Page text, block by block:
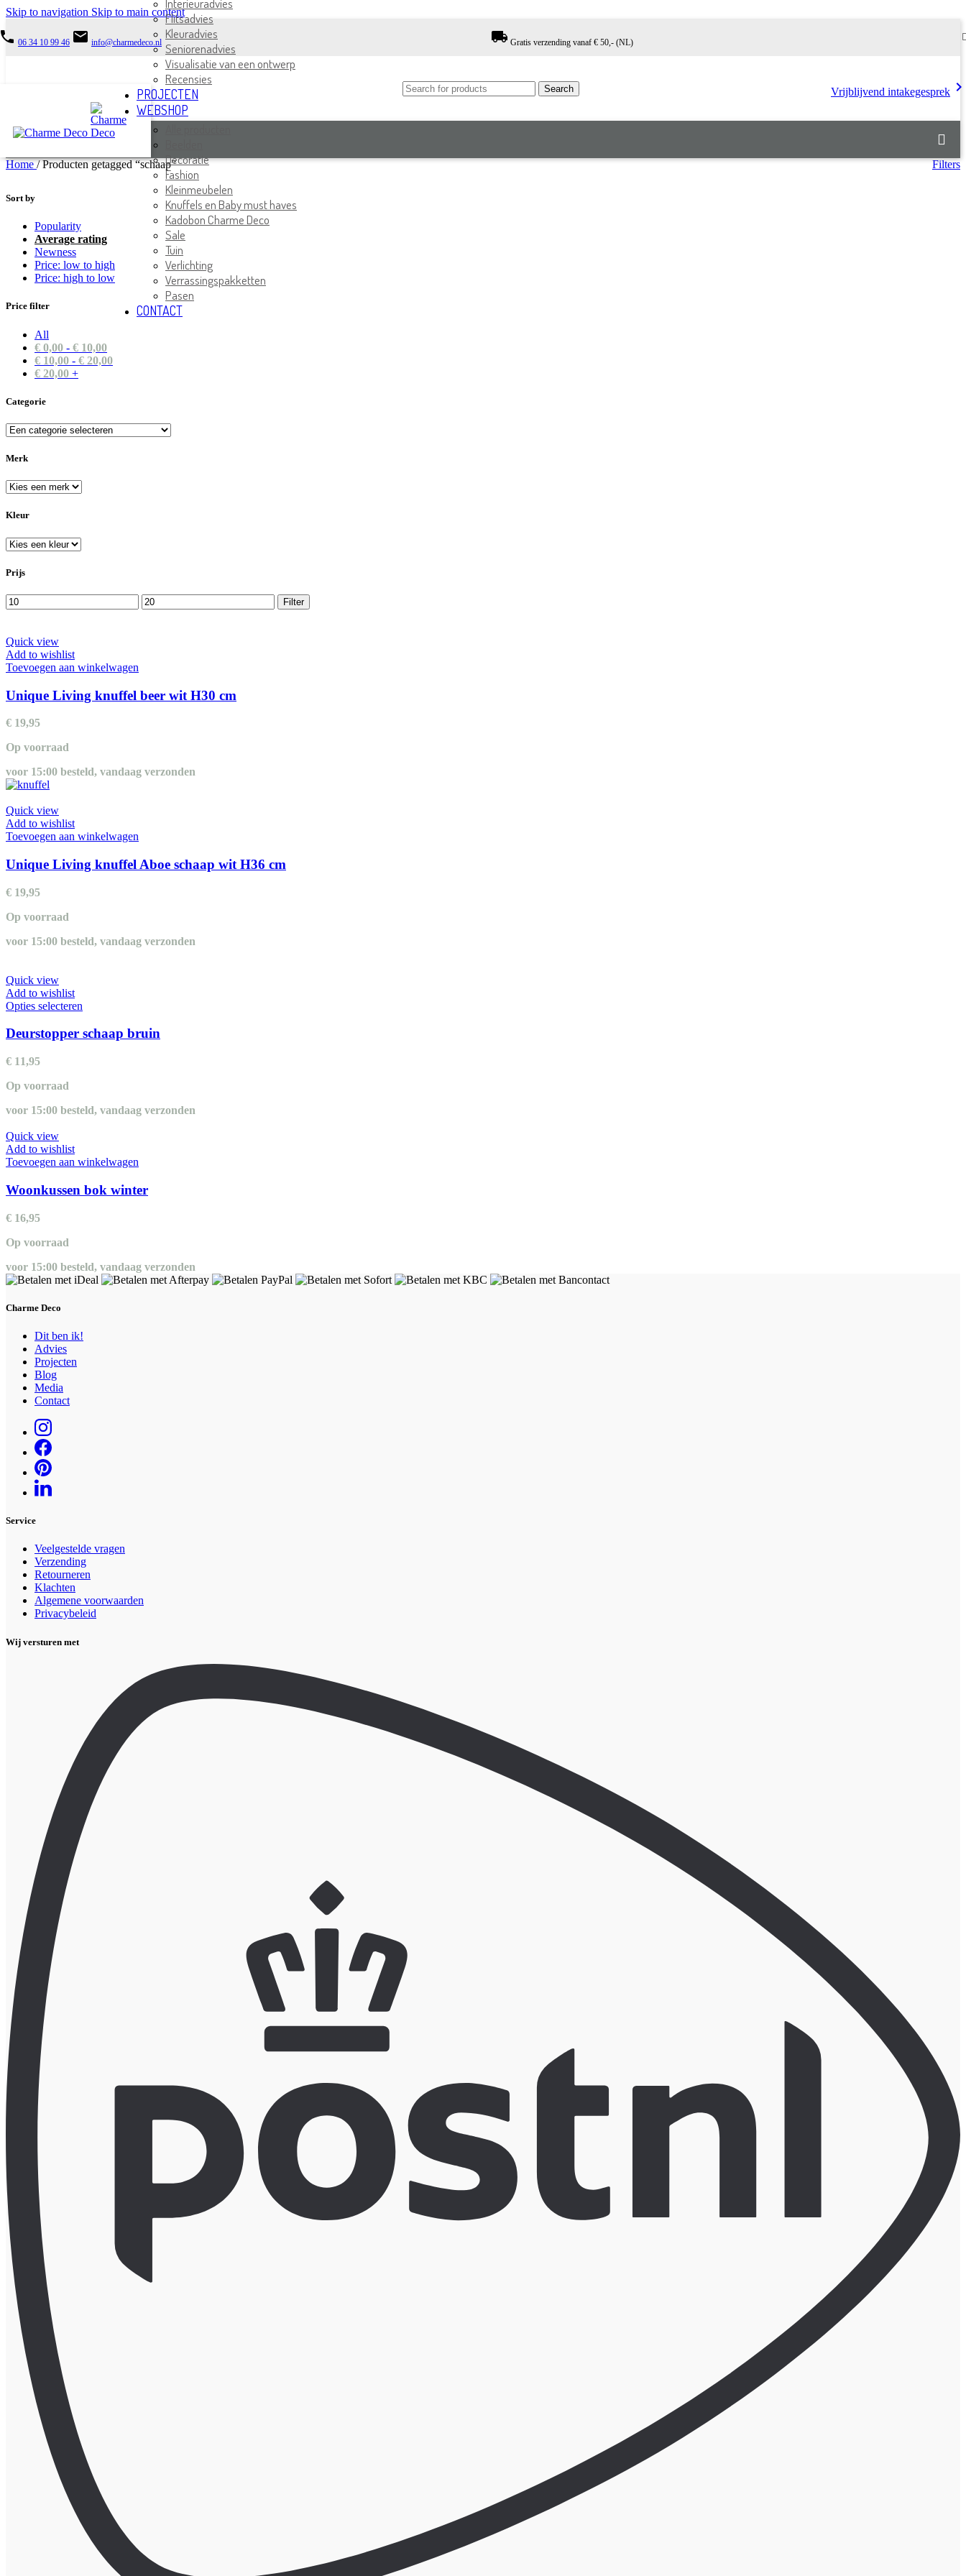
Skip to navigation Skip to main content
06 34 10 99 46 email info@charmedeco.nl local_shipping Gratis verzending vanaf € 50,- (NL)
Search Vrijblijvend intakegesprek
Interieuradvies
Flitsadvies
Kleuradvies
Seniorenadvies
Visualisatie van een ontwerp
Recensies
PROJECTEN
WEBSHOP
Decoratie
Fashion
Kleinmeubelen
Knuffels en Baby must haves
Kadobon Charme Deco
Sale
Tuin
Verlichting
Verrassingspakketten
Pasen
CONTACT
Home/ Producten getagged “schaap” Filters
Sort by
Popularity
Average rating
Newness
Price: low to high
Price: high to low
Price filter
All
€ 0,00 - € 10,00
€ 10,00 - € 20,00
€ 20,00 +
Categorie
Merk
Kleur
Prijs
Min.
prijs
Max.
prijs
Filter
Quick view
Add to wishlist
Toevoegen aan winkelwagen
Unique Living knuffel beer wit H30 cm
€ 19,95
Op voorraad
voor 15:00 besteld, vandaag verzonden
Quick view
Add to wishlist
Toevoegen aan winkelwagen
Unique Living knuffel Aboe schaap wit H36 cm
€ 19,95
Op voorraad
voor 15:00 besteld, vandaag verzonden
Quick view
Add to wishlist
Opties selecteren
heeft
meerdere
gekozen
productpagina
Deurstopper schaap bruin
€ 11,95
Op voorraad
voor 15:00 besteld, vandaag verzonden
Quick view
Add to wishlist
Toevoegen aan winkelwagen
Woonkussen bok winter
€ 16,95
Op voorraad
voor 15:00 besteld, vandaag verzonden
Charme Deco
Dit ben ik!
Advies
Projecten
Blog
Media
Contact
Service
Veelgestelde vragen
Verzending
Retourneren
Klachten
Algemene voorwaarden
Privacybeleid
Wij versturen met